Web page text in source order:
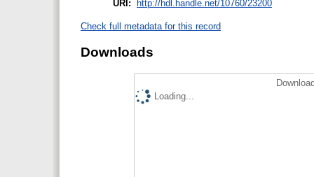
URI: http://hdl.handle.net/10760/23200
Check full metadata for this record
Downloads
Loading...